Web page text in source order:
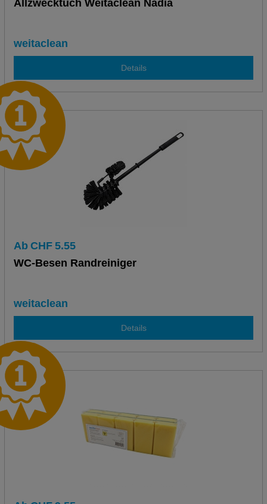
Allzwecktuch Weitaclean Nadia
weitaclean
Details
Ab CHF 5.55
WC-Besen Randreiniger
weitaclean
Details